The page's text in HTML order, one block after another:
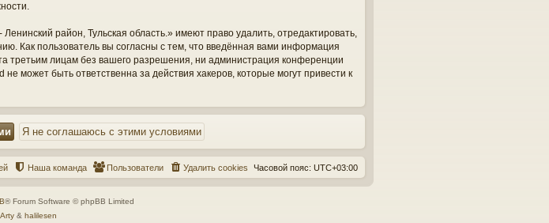
район, Тульская область.» имеют право удалить, отредактировать,
Как пользователь вы согласны с тем, что введённая вами информация
третьим лицам без вашего разрешения, ни администрация конференции
может быть ответственна за действия хакеров, которые могут привести к
Часовой пояс: UTC+03:00
Удалить cookies
Пользователи
Наша команда
® Forum Software © phpBB Limited
Arty & halilesen